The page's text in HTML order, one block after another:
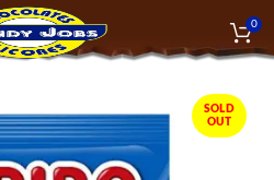
0
SOLD
OUT